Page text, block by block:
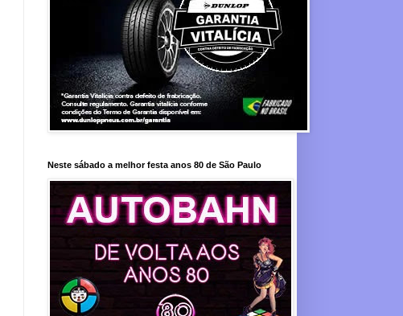
Neste sábado a melhor festa anos 80 de São Paulo